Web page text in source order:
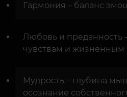
Гармония – баланс
Любовь и преданность
чувствам и
Мудрость – глубина
осознание